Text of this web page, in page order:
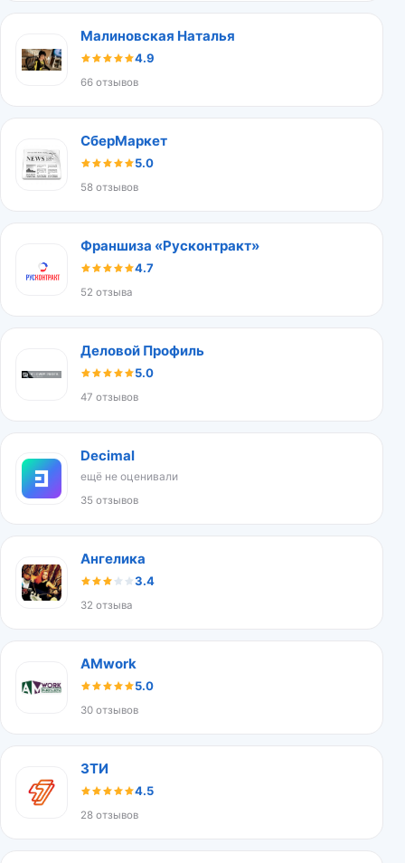
Малиновская Наталья
4.9
66 отзывов
СберМаркет
5.0
58 отзывов
Франшиза «Русконтракт»
4.7
52 отзыва
Деловой Профиль
5.0
47 отзывов
Decimal
ещё не оценивали
35 отзывов
Ангелика
3.4
32 отзыва
AMwork
5.0
30 отзывов
ЗТИ
4.5
28 отзывов